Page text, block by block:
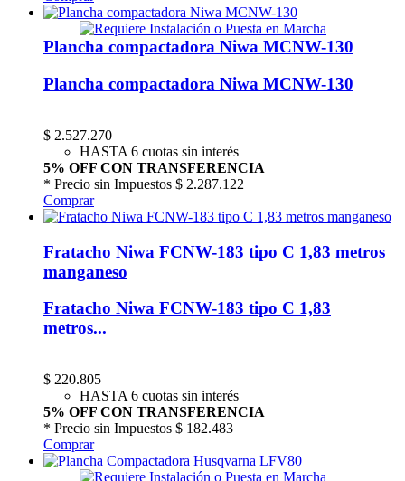
Plancha compactadora Niwa MCNW-130
Plancha compactadora Niwa MCNW-130
$ 2.527.270
HASTA 6 cuotas sin interés
5% OFF CON TRANSFERENCIA
* Precio sin Impuestos $ 2.287.122
Comprar
Fratacho Niwa FCNW-183 tipo C 1,83 metros
manganeso
Fratacho Niwa FCNW-183 tipo C 1,83
metros...
$ 220.805
HASTA 6 cuotas sin interés
5% OFF CON TRANSFERENCIA
* Precio sin Impuestos $ 182.483
Comprar